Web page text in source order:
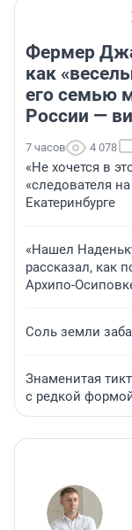
Фермер
как
его семью
России —
7 часов 4 078
«Не хочется в
«следователя
Екатеринбурге
«Нашел
рассказал, как
Архипо-
Соль земли
Знаменитая
с редкой